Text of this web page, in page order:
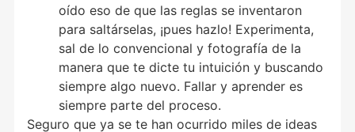
oído eso de que las reglas se inventaron
para saltárselas, ¡pues hazlo! Experimenta,
sal de lo convencional y fotografía de la
manera que te dicte tu intuición y buscando
siempre algo nuevo. Fallar y aprender es
siempre parte del proceso.
Seguro que ya se te han ocurrido miles de ideas